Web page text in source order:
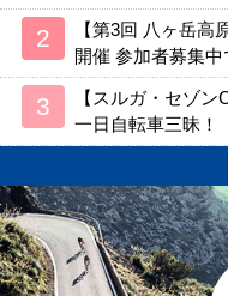
【第3回 八ヶ岳高
開催 参加者募集中
【スルガ・セゾン
一日自転車三昧！